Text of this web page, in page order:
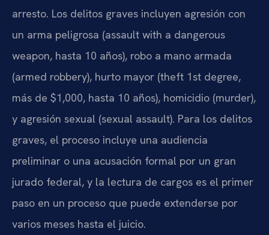
arresto. Los delitos graves incluyen agresión con
un arma peligrosa (assault with a dangerous
weapon, hasta 10 años), robo a mano armada
(armed robbery), hurto mayor (theft 1st degree,
más de $1,000, hasta 10 años), homicidio (murder),
y agresión sexual (sexual assault). Para los delitos
graves, el proceso incluye una audiencia
preliminar o una acusación formal por un gran
jurado federal, y la lectura de cargos es el primer
paso en un proceso que puede extenderse por
varios meses hasta el juicio.